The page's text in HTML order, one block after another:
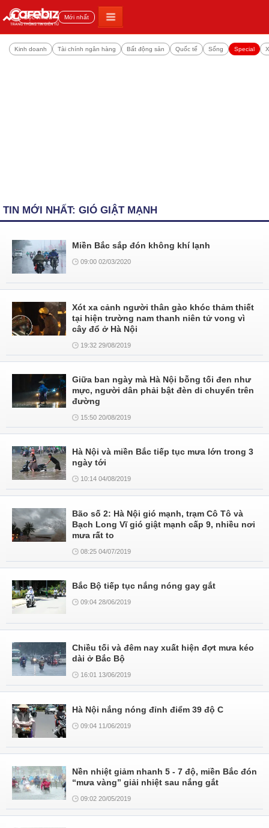
Đọc nhiều Mới nhất
Kinh doanh Tài chính ngân hàng Bất động sản Quốc tế Sống Special
TIN MỚI NHẤT: GIÓ GIẬT MẠNH
Miền Bắc sắp đón không khí lạnh
09:00 02/03/2020
Xót xa cảnh người thân gào khóc thảm thiết
tại hiện trường nam thanh niên tử vong vì
cây đổ ở Hà Nội
19:32 29/08/2019
Giữa ban ngày mà Hà Nội bỗng tối đen như
mực, người dân phải bật đèn di chuyển trên
đường
15:50 20/08/2019
Hà Nội và miền Bắc tiếp tục mưa lớn trong 3
ngày tới
10:14 04/08/2019
Bão số 2: Hà Nội gió mạnh, trạm Cô Tô và
Bạch Long Vĩ gió giật mạnh cấp 9, nhiều nơi
mưa rất to
08:25 04/07/2019
Bắc Bộ tiếp tục nắng nóng gay gắt
09:04 28/06/2019
Chiều tối và đêm nay xuất hiện đợt mưa kéo
dài ở Bắc Bộ
16:01 13/06/2019
Hà Nội nắng nóng đỉnh điểm 39 độ C
09:04 11/06/2019
Nền nhiệt giảm nhanh 5 - 7 độ, miền Bắc đón
“mưa vàng” giải nhiệt sau nắng gắt
09:02 20/05/2019